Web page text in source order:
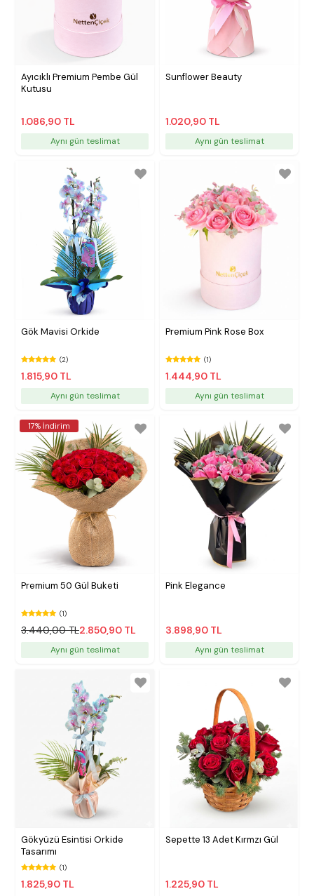
Ayıcıklı Premium Pembe Gül
Kutusu
1.086,90 TL
Aynı gün teslimat
Sunflower Beauty
1.020,90 TL
Aynı gün teslimat
Gök Mavisi Orkide
(2)
1.815,90 TL
Aynı gün teslimat
Premium Pink Rose Box
(1)
1.444,90 TL
Aynı gün teslimat
17% İndirim
Premium 50 Gül Buketi
(1)
3.440,00 TL2.850,90 TL
Aynı gün teslimat
Pink Elegance
3.898,90 TL
Aynı gün teslimat
Gökyüzü Esintisi Orkide
Tasarımı
(1)
1.825,90 TL
Sepette 13 Adet Kırmzı Gül
1.225,90 TL